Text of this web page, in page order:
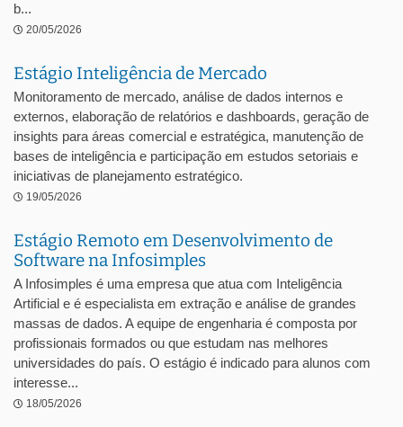
b...
20/05/2026
Estágio Inteligência de Mercado
Monitoramento de mercado, análise de dados internos e
externos, elaboração de relatórios e dashboards, geração de
insights para áreas comercial e estratégica, manutenção de
bases de inteligência e participação em estudos setoriais e
iniciativas de planejamento estratégico.
19/05/2026
Estágio Remoto em Desenvolvimento de
Software na Infosimples
A Infosimples é uma empresa que atua com Inteligência
Artificial e é especialista em extração e análise de grandes
massas de dados. A equipe de engenharia é composta por
profissionais formados ou que estudam nas melhores
universidades do país. O estágio é indicado para alunos com
interesse...
18/05/2026